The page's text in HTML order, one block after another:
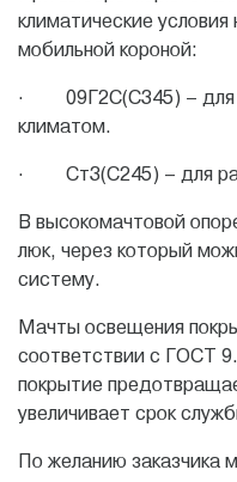
климатические
мобильной короной:
· 09Г2С(С345) – для
климатом.
· Ст3(С245) – для
В высокомачтовой
люк, через который
систему.
Мачты освещения
соответствии с ГОСТ
покрытие
увеличивает срок
По желанию заказчика